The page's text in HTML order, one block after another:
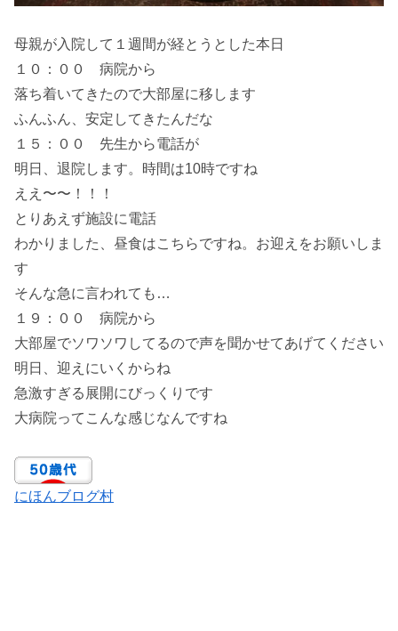
母親が入院して１週間が経とうとした本日
１０：００ 病院から
落ち着いてきたので大部屋に移します
ふんふん、安定してきたんだな
１５：００ 先生から電話が
明日、退院します。時間は10時ですね
ええ〜〜！！！
とりあえず施設に電話
わかりました、昼食はこちらですね。お迎えをお願いしま
す
そんな急に言われても…
１９：００ 病院から
大部屋でソワソワしてるので声を聞かせてあげてください
明日、迎えにいくからね
急激すぎる展開にびっくりです
大病院ってこんな感じなんですね
にほんブログ村